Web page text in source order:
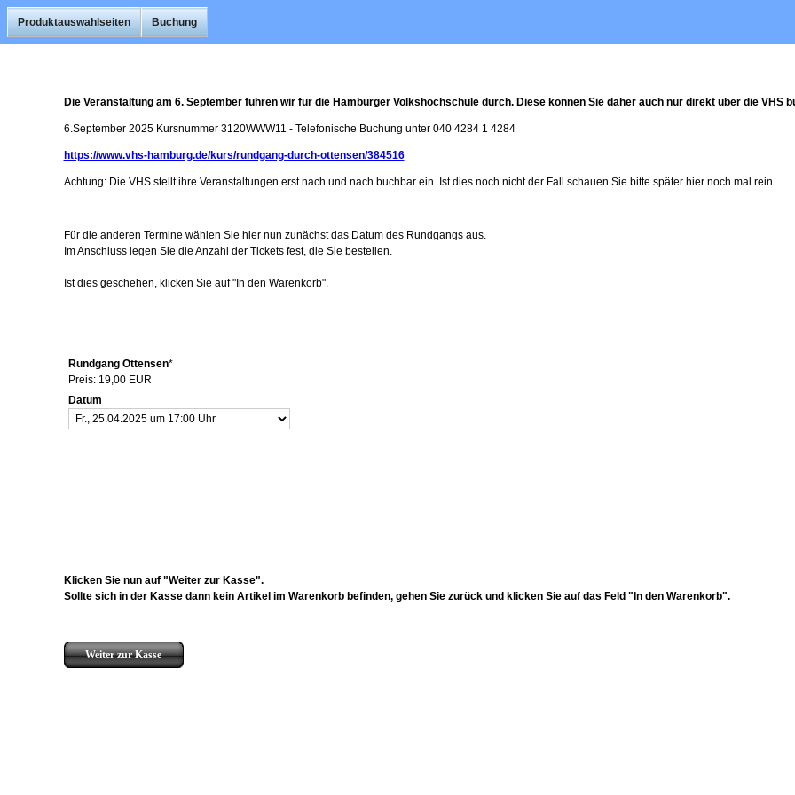
Produktauswahlseiten Buchung
Die Veranstaltung am 6. September führen wir für die Hamburger Volkshochschule durch. Diese können Sie daher auch nur direkt über die VHS
6.September 2025 Kursnummer 3120WWW11 - Telefonische Buchung unter 040 4284 1 4284
https://www.vhs-hamburg.de/kurs/rundgang-durch-ottensen/384516
Achtung: Die VHS stellt ihre Veranstaltungen erst nach und nach buchbar ein. Ist dies noch nicht der Fall schauen Sie bitte später hier noch mal rein.
Für die anderen Termine wählen Sie hier nun zunächst das Datum des Rundgangs aus.
Im Anschluss legen Sie die Anzahl der Tickets fest, die Sie bestellen.
Ist dies geschehen, klicken Sie auf "In den Warenkorb".
Rundgang Ottensen*
Preis: 19,00 EUR
Datum
Klicken Sie nun auf "Weiter zur Kasse".
Sollte sich in der Kasse dann kein Artikel im Warenkorb befinden, gehen Sie zurück und klicken Sie auf das Feld "In den Warenkorb".
Weiter zur Kasse